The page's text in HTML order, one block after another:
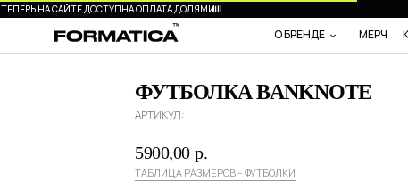
ТЕПЕРЬ НА САЙТЕ ДОСТУПНА ОПЛАТА ДОЛЯМИ
О БРЕНДЕ МЕРЧ
ФУТБОЛКА BANKNOTE
АРТИКУЛ:
5900,00 р.
ТАБЛИЦА РАЗМЕРОВ – ФУТБОЛКИ